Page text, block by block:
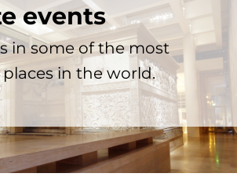
events
in some of the most
in the world.